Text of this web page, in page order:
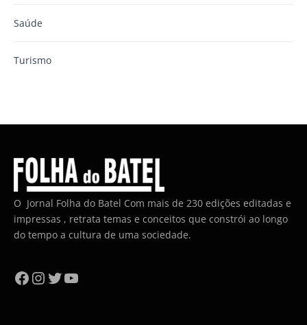
Saúde
Turismo
O Jornal Folha do Batel Com mais de 230 edições editadas e
impressas , retrata temas e conceitos que constrói ao longo
do tempo a cultura de uma sociedade.
Facebook
Instagram
Twitter
YouTube